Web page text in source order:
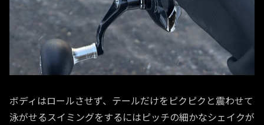
ボディはロールさせず、テールだけをピクピクと震わせて
泳がせるスイミングをするにはピッチの細かなシェイクが